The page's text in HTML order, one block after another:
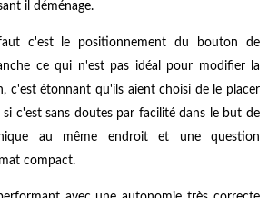
il déménage.
c'est le positionnement du bouton de
ce qui n'est pas idéal pour modifier la
c'est étonnant qu'ils aient choisi de le placer
c'est sans doutes par facilité dans le but de
au même endroit et une question
compact.